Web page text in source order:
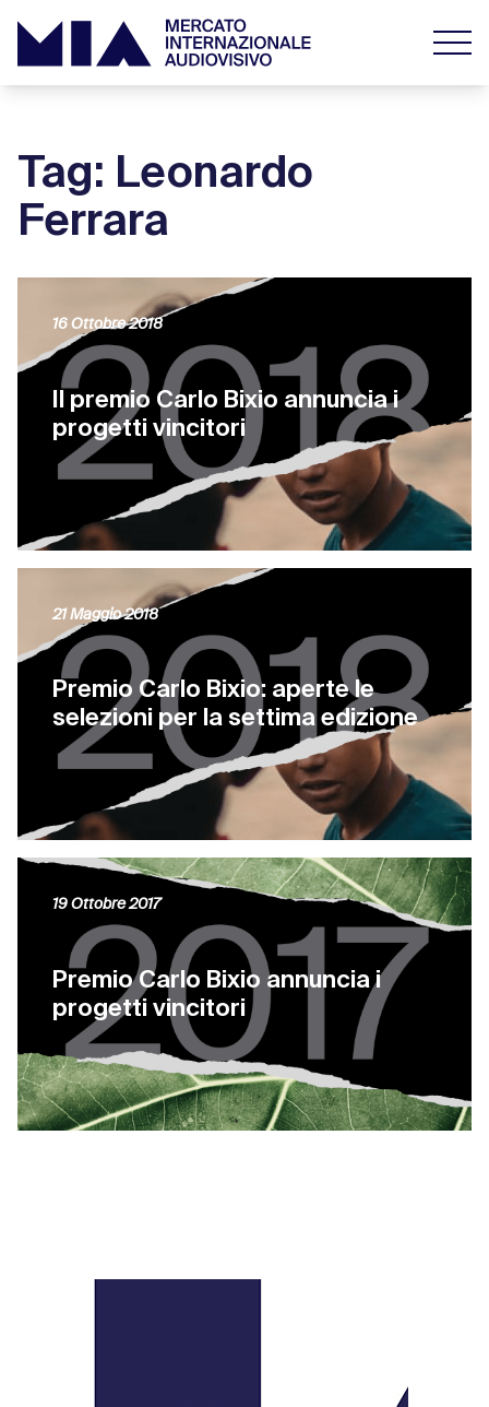
Tag: Leonardo
Ferrara
Il premio Carlo Bixio annuncia i
progetti vincitori
16 Ottobre 2018
Premio Carlo Bixio: aperte le
selezioni per la settima edizione
21 Maggio 2018
Premio Carlo Bixio annuncia i
progetti vincitori
19 Ottobre 2017